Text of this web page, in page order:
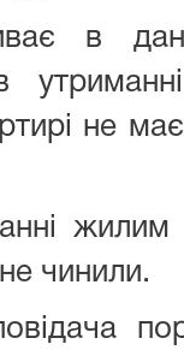
в
не
не чинили.